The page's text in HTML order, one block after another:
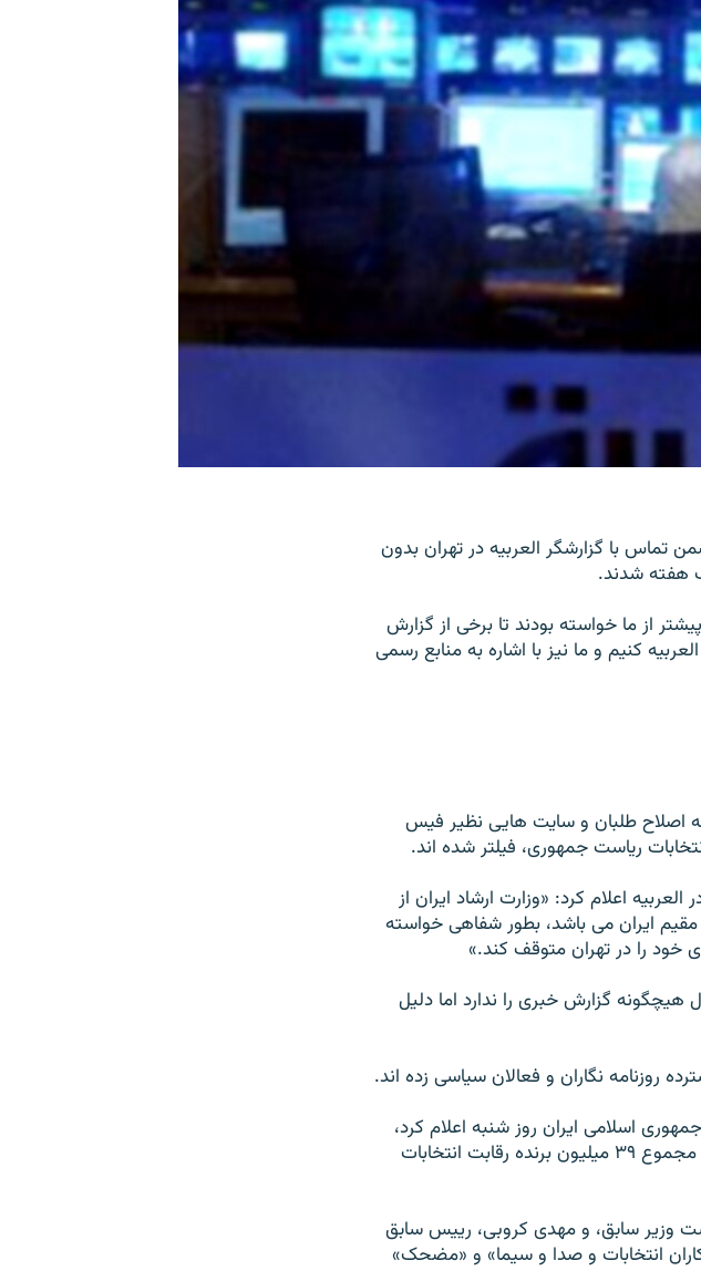
تماس با گزارشگر العربيه در تهران بدون
هفته شدند.
از ما خواسته بودند تا برخی از گزارش
کنيم و ما نيز با اشاره به منابع رسمی
اصلاح طلبان و سایت هایی نظیر فیس
ریاست جمهوری، فیلتر شده اند.
اعلام کرد: «وزارت ارشاد ايران از
ايران می باشد، بطور شفاهی خواسته
خود را در تهران متوقف کند.»
گزارش خبری را ندارد اما دليل
روزنامه نگاران و فعالان سیاسی زده اند.
اسلامی ايران روز شنبه اعلام کرد،
محمود احمدی نژاد با کسب ۲۴ ميليون و ۵۰۰ هزار رای از مجموع ۳۹ ميليون برنده رقابت انتخابات
وزير سابق، و مهدی کروبی، رييس سابق
انتخابات و صدا و سيما» و «مضحک»